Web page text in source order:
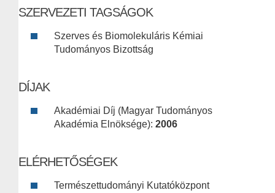
SZERVEZETI TAGSÁGOK
Szerves és Biomolekuláris Kémiai
Tudományos Bizottság
DÍJAK
Akadémiai Díj (Magyar Tudományos
Akadémia Elnöksége): 2006
ELÉRHETŐSÉGEK
Természettudományi Kutatóközpont